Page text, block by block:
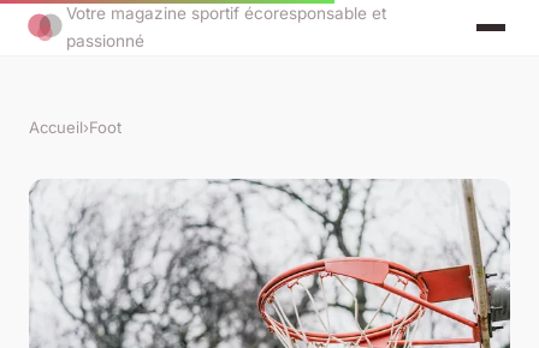
Votre magazine sportif écoresponsable et
passionné
Accueil›Foot